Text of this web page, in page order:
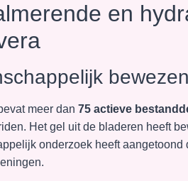
en
meer dan 75 actieve
Het gel uit de bladeren heeft
onderzoek heeft